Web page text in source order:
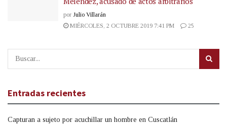
por Julio Villarán
MIÉRCOLES, 2 OCTUBRE 2019 7:41 PM
25
Entradas recientes
Capturan a sujeto por acuchillar un hombre en Cuscatlán